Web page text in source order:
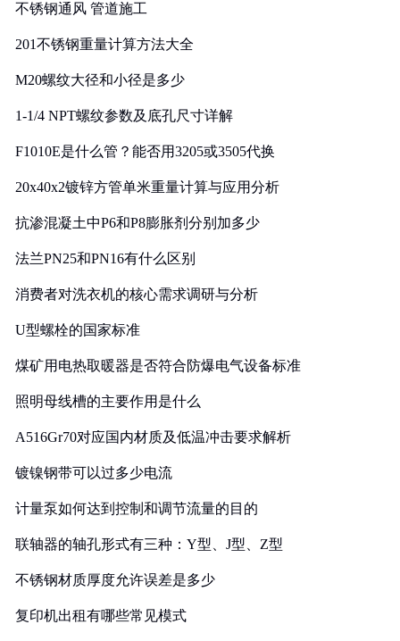
不锈钢通风 管道施工
201不锈钢重量计算方法大全
M20螺纹大径和小径是多少
1-1/4 NPT螺纹参数及底孔尺寸详解
F1010E是什么管？能否用3205或3505代换
20x40x2镀锌方管单米重量计算与应用分析
抗渗混凝土中P6和P8膨胀剂分别加多少
法兰PN25和PN16有什么区别
消费者对洗衣机的核心需求调研与分析
U型螺栓的国家标准
煤矿用电热取暖器是否符合防爆电气设备标准
照明母线槽的主要作用是什么
A516Gr70对应国内材质及低温冲击要求解析
镀镍钢带可以过多少电流
计量泵如何达到控制和调节流量的目的
联轴器的轴孔形式有三种：Y型、J型、Z型
不锈钢材质厚度允许误差是多少
复印机出租有哪些常见模式